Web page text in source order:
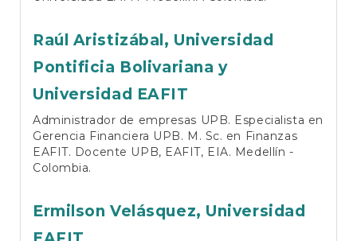
Raúl Aristizábal, Universidad
Pontificia Bolivariana y
Universidad EAFIT
Administrador de empresas UPB. Especialista en
Gerencia Financiera UPB. M. Sc. en Finanzas
EAFIT. Docente UPB, EAFIT, EIA. Medellín -
Colombia.
Ermilson Velásquez, Universidad